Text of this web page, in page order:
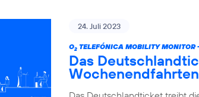
24. Juli 2023
O2 TELEFÓNICA MOBILITY MONITOR
Das
Wochenendfahrten